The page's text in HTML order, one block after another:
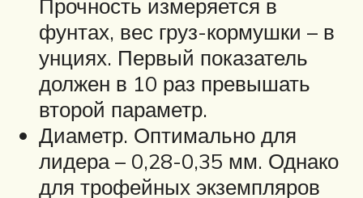
Прочность измеряется в
фунтах, вес груз-кормушки – в
унциях. Первый показатель
должен в 10 раз превышать
второй параметр.
Диаметр. Оптимально для
лидера – 0,28-0,35 мм. Однако
для трофейных экземпляров